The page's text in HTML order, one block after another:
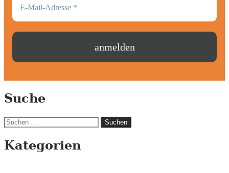
Suche
Suchen
Kategorien